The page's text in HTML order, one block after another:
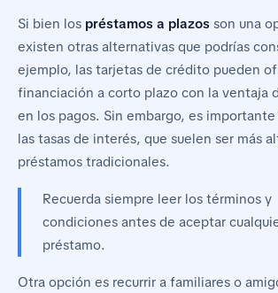
Si bien los préstamos a plazos son una
existen otras alternativas que podrías
ejemplo, las tarjetas de crédito pueden
financiación a corto plazo con la ventaja
en los pagos. Sin embargo, es
las tasas de interés, que suelen ser más
préstamos tradicionales.
Recuerda siempre leer los términos y
condiciones antes de aceptar
préstamo.
Otra opción es recurrir a familiares o